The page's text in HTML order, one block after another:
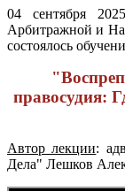
04 сентября
Арбитражной и
состоялось
правосудия:
Автор лекции:
Дела" Лешков